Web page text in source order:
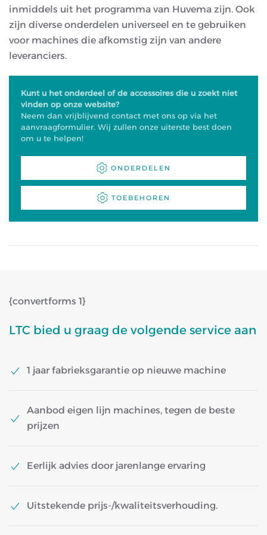
inmiddels uit het programma van Huvema zijn. Ook
zijn diverse onderdelen universeel en te gebruiken
voor machines die afkomstig zijn van andere
leveranciers.
Kunt u het onderdeel of de accessoires die u zoekt niet
vinden op onze website?
Neem dan vrijblijvend contact met ons op via het
aanvraagformulier. Wij zullen onze uiterste best doen
om u te helpen!
ONDERDELEN
TOEBEHOREN
{convertforms 1}
LTC bied u graag de volgende service aan
1 jaar fabrieksgarantie op nieuwe machine
Aanbod eigen lijn machines, tegen de beste
prijzen
Eerlijk advies door jarenlange ervaring
Uitstekende prijs-/kwaliteitsverhouding.